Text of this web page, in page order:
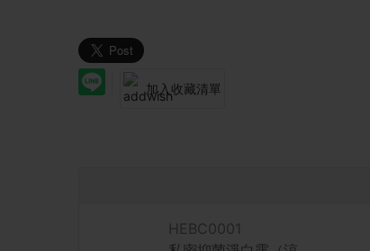
加入收藏清單
HEBC0001